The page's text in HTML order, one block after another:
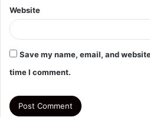
Website
Save my name, email, and
time I comment.